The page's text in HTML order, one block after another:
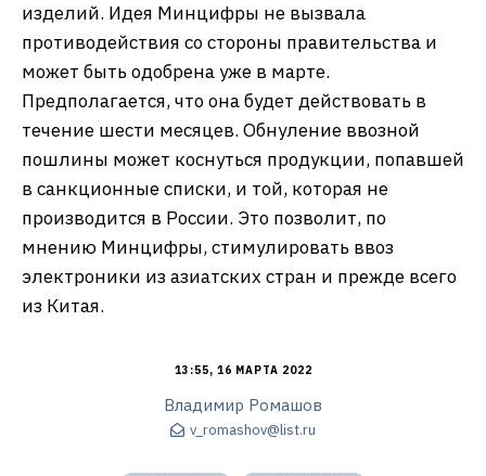
изделий. Идея Минцифры не вызвала
противодействия со стороны правительства и
может быть одобрена уже в марте.
Предполагается, что она будет действовать в
течение шести месяцев. Обнуление ввозной
пошлины может коснуться продукции, попавшей
в санкционные списки, и той, которая не
производится в России. Это позволит, по
мнению Минцифры, стимулировать ввоз
электроники из азиатских стран и прежде всего
из Китая.
13:55, 16 МАРТА 2022
Владимир Ромашов
v_romashov@list.ru